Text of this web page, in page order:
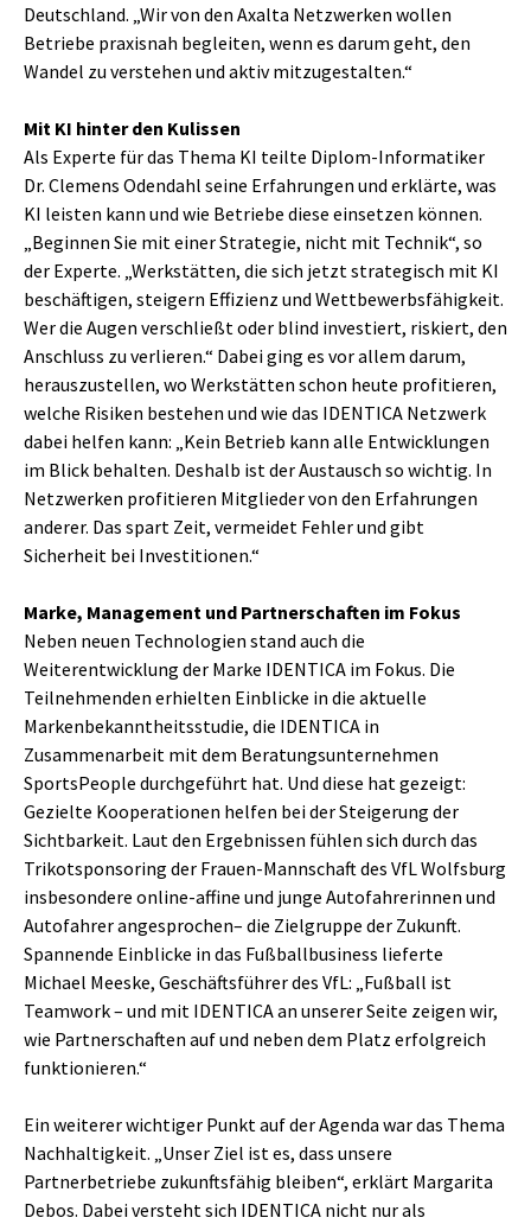
Deutschland. „Wir von den Axalta Netzwerken wollen
Betriebe praxisnah begleiten, wenn es darum geht, den
Wandel zu verstehen und aktiv mitzugestalten.“
Mit KI hinter den Kulissen
Als Experte für das Thema KI teilte Diplom-Informatiker
Dr. Clemens Odendahl seine Erfahrungen und erklärte, was
KI leisten kann und wie Betriebe diese einsetzen können.
„Beginnen Sie mit einer Strategie, nicht mit Technik“, so
der Experte. „Werkstätten, die sich jetzt strategisch mit KI
beschäftigen, steigern Effizienz und Wettbewerbsfähigkeit.
Wer die Augen verschließt oder blind investiert, riskiert, den
Anschluss zu verlieren.“ Dabei ging es vor allem darum,
herauszustellen, wo Werkstätten schon heute profitieren,
welche Risiken bestehen und wie das IDENTICA Netzwerk
dabei helfen kann: „Kein Betrieb kann alle Entwicklungen
im Blick behalten. Deshalb ist der Austausch so wichtig. In
Netzwerken profitieren Mitglieder von den Erfahrungen
anderer. Das spart Zeit, vermeidet Fehler und gibt
Sicherheit bei Investitionen.“
Marke, Management und Partnerschaften im Fokus
Neben neuen Technologien stand auch die
Weiterentwicklung der Marke IDENTICA im Fokus. Die
Teilnehmenden erhielten Einblicke in die aktuelle
Markenbekanntheitsstudie, die IDENTICA in
Zusammenarbeit mit dem Beratungsunternehmen
SportsPeople durchgeführt hat. Und diese hat gezeigt:
Gezielte Kooperationen helfen bei der Steigerung der
Sichtbarkeit. Laut den Ergebnissen fühlen sich durch das
Trikotsponsoring der Frauen-Mannschaft des VfL Wolfsburg
insbesondere online-affine und junge Autofahrerinnen und
Autofahrer angesprochen– die Zielgruppe der Zukunft.
Spannende Einblicke in das Fußballbusiness lieferte
Michael Meeske, Geschäftsführer des VfL: „Fußball ist
Teamwork – und mit IDENTICA an unserer Seite zeigen wir,
wie Partnerschaften auf und neben dem Platz erfolgreich
funktionieren.“
Ein weiterer wichtiger Punkt auf der Agenda war das Thema
Nachhaltigkeit. „Unser Ziel ist es, dass unsere
Partnerbetriebe zukunftsfähig bleiben“, erklärt Margarita
Debos. Dabei versteht sich IDENTICA nicht nur als